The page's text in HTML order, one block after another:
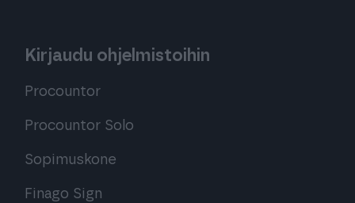
Kirjaudu ohjelmistoihin
Procountor
Procountor Solo
Sopimuskone
Finago Sign